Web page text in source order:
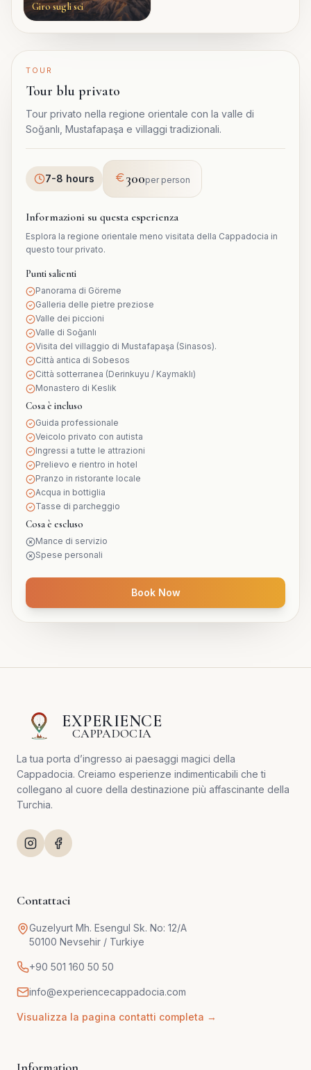
Giro sugli sci
TOUR
Tour blu privato
Tour privato nella regione orientale con la valle di
Soğanlı, Mustafapaşa e villaggi tradizionali.
7-8 hours 300per person
Informazioni su questa esperienza
Esplora la regione orientale meno visitata della Cappadocia in
questo tour privato.
Punti salienti
Panorama di Göreme
Galleria delle pietre preziose
Valle dei piccioni
Valle di Soğanlı
Visita del villaggio di Mustafapaşa (Sinasos).
Città antica di Sobesos
Città sotterranea (Derinkuyu / Kaymaklı)
Monastero di Keslik
Cosa è incluso
Guida professionale
Veicolo privato con autista
Ingressi a tutte le attrazioni
Prelievo e rientro in hotel
Pranzo in ristorante locale
Acqua in bottiglia
Tasse di parcheggio
Cosa è escluso
Mance di servizio
Spese personali
Book Now
EXPERIENCE
CAPPADOCIA
La tua porta d’ingresso ai paesaggi magici della
Cappadocia. Creiamo esperienze indimenticabili che ti
collegano al cuore della destinazione più affascinante della
Turchia.
Contattaci
Guzelyurt Mh. Esengul Sk. No: 12/A
50100 Nevsehir / Turkiye
+90 501 160 50 50
info@experiencecappadocia.com
Visualizza la pagina contatti completa →